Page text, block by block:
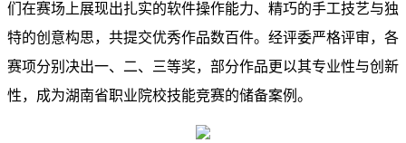
们在赛场上展现出扎实的软件操作能力、精巧的手工技艺与独
特的创意构思，共提交优秀作品数百件。经评委严格评审，各
赛项分别决出一、二、三等奖，部分作品更以其专业性与创新
性，成为湖南省职业院校技能竞赛的储备案例。